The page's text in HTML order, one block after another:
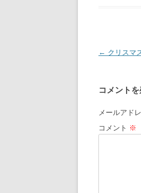
投
ビ
ゲ
ー
← クリスマ
コメント
メールアド
コメント ※